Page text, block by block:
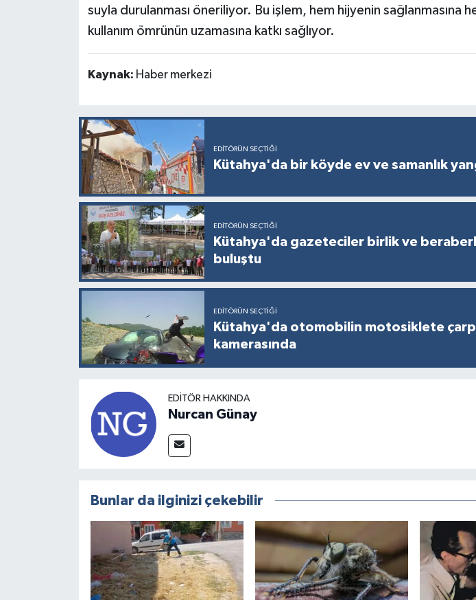
suyla durulanması öneriliyor. Bu işlem, hem hijyenin sağlanmasına
kullanım ömrünün uzamasına katkı sağlıyor.
Kaynak: Haber merkezi
EDITÖRÜN SEÇTIĞI
Kütahya'da bir köyde ev ve samanlık
EDITÖRÜN SEÇTIĞI
Kütahya'da gazeteciler birlik ve
buluştu
EDITÖRÜN SEÇTIĞI
Kütahya'da otomobilin motosiklete
kamerasında
EDITÖR HAKKINDA
Nurcan Günay
Bunlar da ilginizi çekebilir